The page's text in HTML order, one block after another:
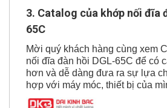
3. Catalog của khớp nối đĩa
65C
Mời quý khách hàng cùng xem
nối đĩa đàn hồi DGL-65C để có
hơn và dễ dàng đưa ra sự lựa
hợp với máy móc, thiết bị của